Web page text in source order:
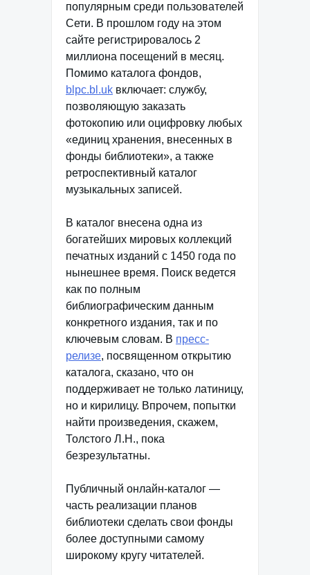
популярным среди пользователей
Сети. В прошлом году на этом
сайте регистрировалось 2
миллиона посещений в месяц.
Помимо каталога фондов,
blpc.bl.uk включает: службу,
позволяющую заказать
фотокопию или оцифровку любых
«единиц хранения, внесенных в
фонды библиотеки», а также
ретроспективный каталог
музыкальных записей.
В каталог внесена одна из
богатейших мировых коллекций
печатных изданий с 1450 года по
нынешнее время. Поиск ведется
как по полным
библиографическим данным
конкретного издания, так и по
ключевым словам. В пресс-
релизе, посвященном открытию
каталога, сказано, что он
поддерживает не только латиницу,
но и кирилицу. Впрочем, попытки
найти произведения, скажем,
Толстого Л.Н., пока
безрезультатны.
Публичный онлайн-каталог —
часть реализации планов
библиотеки сделать свои фонды
более доступными самому
широкому кругу читателей.